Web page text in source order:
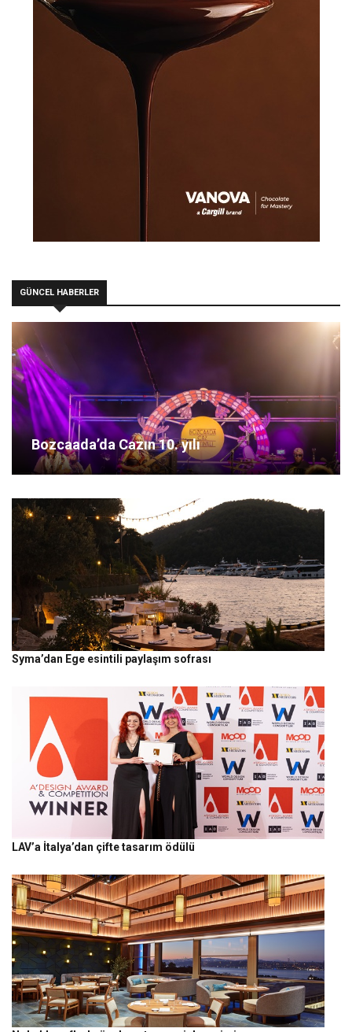
GÜNCEL HABERLER
Bozcaada’da Cazın 10. yılı
Syma’dan Ege esintili paylaşım sofrası
LAV’a İtalya’dan çifte tasarım ödülü